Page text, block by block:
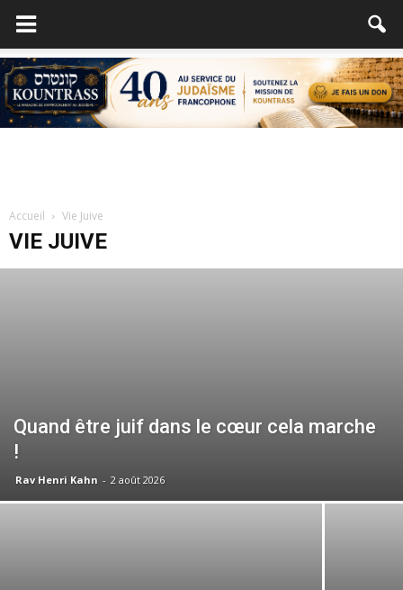
Accueil Vie Juive
VIE JUIVE
Quand être juif dans le cœur cela marche
!
Rav Henri Kahn - 2 août 2026